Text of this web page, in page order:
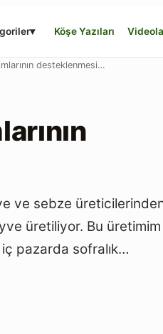
▾ Köşe Yazıları
desteklenmesi…
ve sebze
üretiliyor. Bu üretimim
pazarda sofralık…